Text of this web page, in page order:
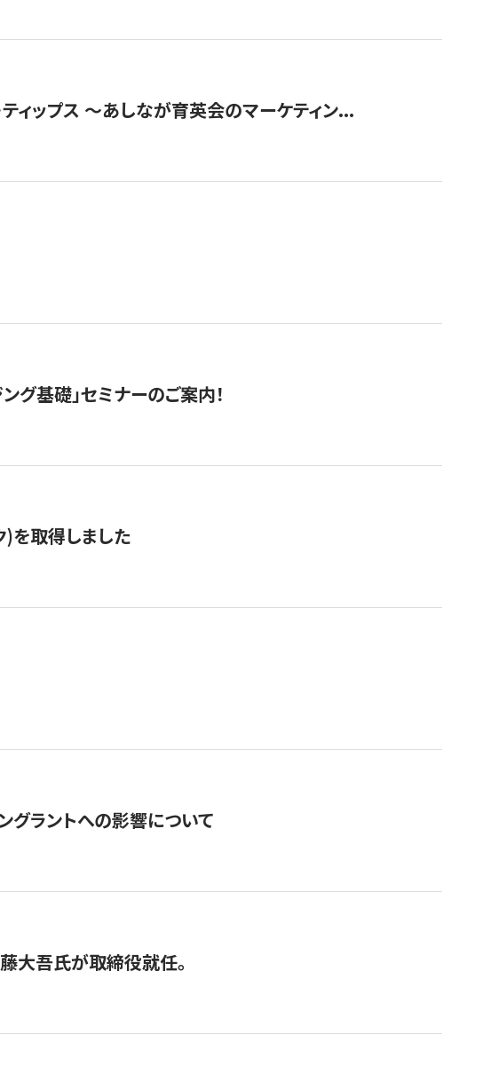
ティップス 〜あしなが育英会のマーケティン...
グ基礎」セミナーのご案内！
を取得しました
グラントへの影響について
大吾氏が取締役就任。